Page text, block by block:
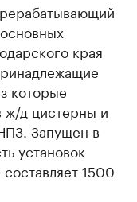
края
которые
ж/д цистерны и
Запущен в
установок
1500